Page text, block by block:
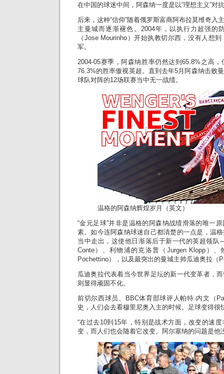
在中国的球迷中间，阿森纳一度是以“理想主义”对
后来，这种“信仰”随着俄罗斯富商阿布拉莫维奇入
主曼城而逐渐褪色。2004年，以执行力超强的
（Jose Mourinho）开始执教切尔西，没有人想
军。
2004-05赛季，阿森纳胜率仍然达到65.8%之高
76.3%的胜率傲视英超。直到去年5月阿森纳击败
球队对阵的12场联赛当中无一战绩。
温格的阿森纳辉煌岁月（英文）
“金元足球”并非是温格的阿森纳战绩滑落的唯一
素。如今连阿森纳球迷自己都清楚的一点是，温
当中走出，这使他日渐落后于新一代的英超领
Conte）、利物浦的克洛普（Jurgen Klopp）、
Pochettino），以及最突出的曼城主帅瓜迪奥拉（
瓜迪奥拉代表着当今世界足坛的新一代变革者，
则显得顽固不化。
前切尔西球员、BBC体育部球评人帕特·内文（
史，人们会去看穆里尼奥入主的时候。足球变得很
“在过去10到15年，特别是战术方面，改变的速
变，而人们也会随着它改变。阿尔塞纳的问题是他